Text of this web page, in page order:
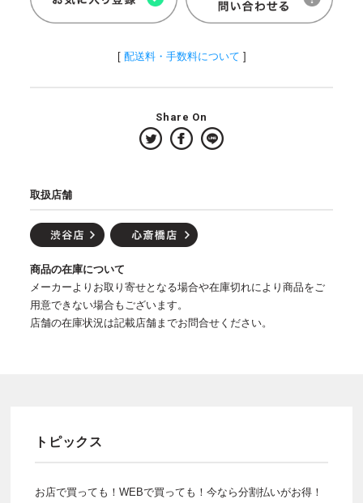
[ 配送料・手数料について ]
Share On
取扱店舗
商品の在庫について
メーカーよりお取り寄せとなる場合や在庫切れにより商品をご
用意できない場合もございます。
店舗の在庫状況は記載店舗までお問合せください。
トピックス
お店で買っても！WEBで買っても！今なら分割払いがお得！